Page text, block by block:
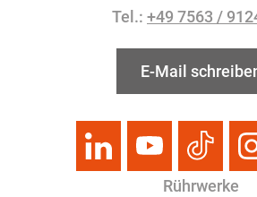
Tel.: +49 7563 /
E-Mail
Rührwerke